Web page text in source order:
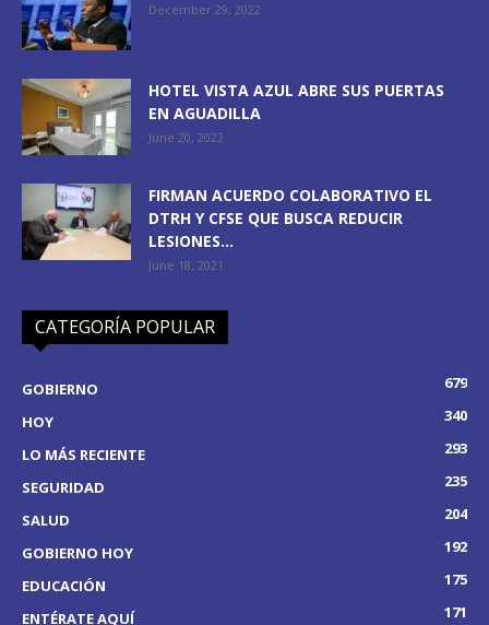
December 29, 2022
HOTEL VISTA AZUL ABRE SUS PUERTAS
EN AGUADILLA
June 20, 2022
FIRMAN ACUERDO COLABORATIVO EL
DTRH Y CFSE QUE BUSCA REDUCIR
LESIONES...
June 18, 2021
CATEGORÍA POPULAR
GOBIERNO
679
HOY
340
LO MÁS RECIENTE
293
SEGURIDAD
235
SALUD
204
GOBIERNO HOY
192
EDUCACIÓN
175
ENTÉRATE AQUÍ
171